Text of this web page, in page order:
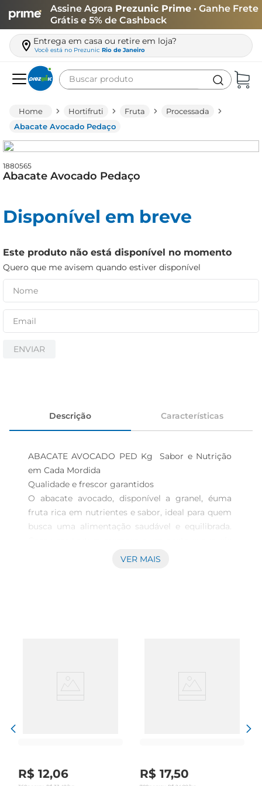
Assine Agora Prezunic Prime • Ganhe Frete
Grátis e 5% de Cashback
Entrega em casa ou retire em loja?
Você está no Prezunic Rio de Janeiro
Buscar produto
Hortifruti Fruta
Processada
Abacate Avocado Pedaço
1880565
Abacate Avocado Pedaço
Disponível em breve
Este produto não está disponível no momento
Quero que me avisem quando estiver disponível
ENVIAR
Descrição Características
ABACATE AVOCADO PED Kg  Sabor e Nutrição
em Cada Mordida
Qualidade e frescor garantidos
O abacate avocado, disponível a granel, éuma
fruta rica em nutrientes e sabor, ideal para quem
busca uma alimentação saudável e equilibrada.
se destaca como um ingrediente versátil em
gorduras saudáveis, especialmente ácidos graxos
nutrientes de outros alimentos.
VER MAIS
R$ 12,06 R$ 17,50
leite
queijo
azeite
papel higiênico
cerveja